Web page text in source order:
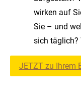
wirken auf
Sie – und
sich täglich?
JETZT zu Ihrem